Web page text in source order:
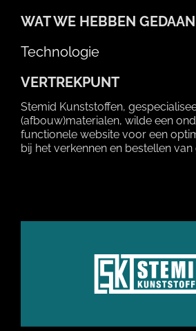
WAT WE HEBBEN GEDAAN
Technologie
VERTREKPUNT
Stemid Kunststoffen,
(afbouw)materialen, wilde een
functionele website voor een
bij het verkennen en bestellen van